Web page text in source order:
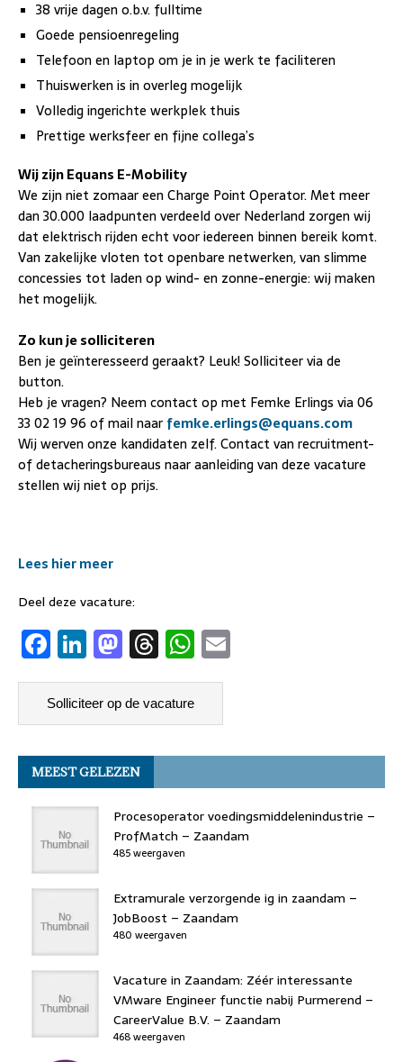
38 vrije dagen o.b.v. fulltime
Goede pensioenregeling
Telefoon en laptop om je in je werk te faciliteren
Thuiswerken is in overleg mogelijk
Volledig ingerichte werkplek thuis
Prettige werksfeer en fijne collega’s
Wij zijn Equans E-Mobility
We zijn niet zomaar een Charge Point Operator. Met meer
dan 30.000 laadpunten verdeeld over Nederland zorgen wij
dat elektrisch rijden echt voor iedereen binnen bereik komt.
Van zakelijke vloten tot openbare netwerken, van slimme
concessies tot laden op wind- en zonne-energie: wij maken
het mogelijk.
Zo kun je solliciteren
Ben je geïnteresseerd geraakt? Leuk! Solliciteer via de
button.
Heb je vragen? Neem contact op met Femke Erlings via 06
33 02 19 96 of mail naar femke.erlings@equans.com
Wij werven onze kandidaten zelf. Contact van recruitment-
of detacheringsbureaus naar aanleiding van deze vacature
stellen wij niet op prijs.
Lees hier meer
Deel deze vacature:
F
a
c
e
b
o
o
k
Li
n
k
e
dI
n
M
a
st
o
d
o
n
T
h
re
a
d
s
W
h
s
A
p
p
MEEST GELEZEN
Procesoperator voedingsmiddelenindustrie –
ProfMatch – Zaandam
485 weergaven
Extramurale verzorgende ig in zaandam –
JobBoost – Zaandam
480 weergaven
Vacature in Zaandam: Zéér interessante
VMware Engineer functie nabij Purmerend –
CareerValue B.V. – Zaandam
468 weergaven